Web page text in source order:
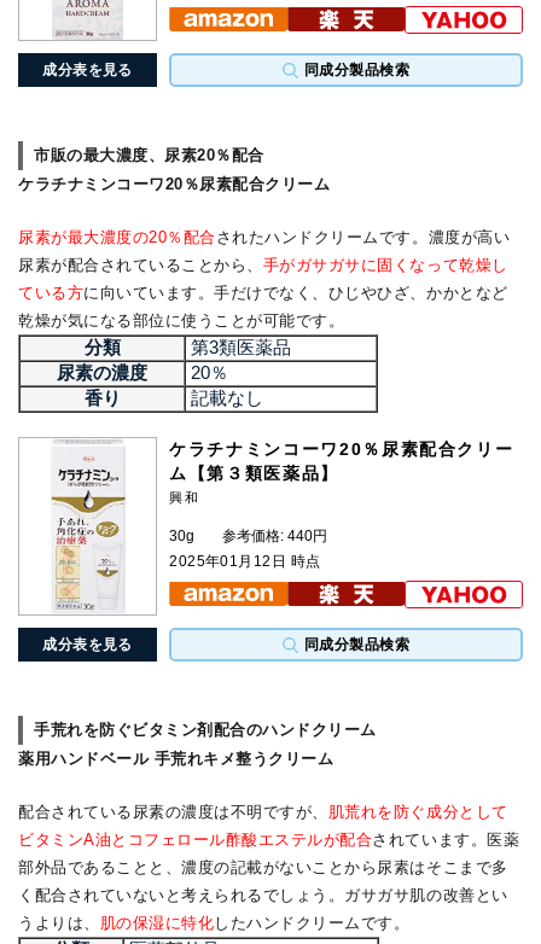
成分表を見る 同成分製品検索
市販の最大濃度、尿素20％配合
ケラチナミンコーワ20％尿素配合クリーム
尿素が最大濃度の20％配合されたハンドクリームです。濃度が高い
尿素が配合されていることから、 手がガサガサに固くなって乾燥し
ている方に向いています。手だけでなく、ひじやひざ、かかとなど
乾燥が気になる部位に使うことが可能です。
分類
第3類医薬品
尿素の濃度
20％
香り
記載なし
成分表を見る 同成分製品検索
ケラチナミンコーワ20％尿素配合クリー
ム【第３類医薬品】
興和
30g
参考価格: 440円
2025年01月12日 時点
手荒れを防ぐビタミン剤配合のハンドクリーム
薬用ハンドベール 手荒れキメ整うクリーム
配合されている尿素の濃度は不明ですが、 肌荒れを防ぐ成分として
ビタミンA油とコフェロール酢酸エステルが配合されています。医薬
部外品であることと、濃度の記載がないことから尿素はそこまで多
く配合されていないと考えられるでしょう。ガサガサ肌の改善とい
うよりは、 肌の保湿に特化したハンドクリームです。